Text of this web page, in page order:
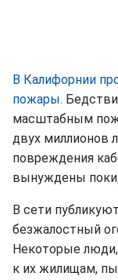
В Калифорнии
пожары.
масштабным
двух миллионов
повреждения
вынуждены
В сети
безжалостный
Некоторые
к их жилищам,